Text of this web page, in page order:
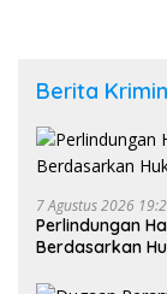
Berita
7 Agustus 2026
Perlindungan
Berdasarkan